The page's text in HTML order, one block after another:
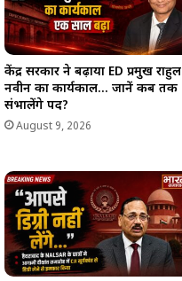
केंद्र सरकार ने बढ़ाया ED प्रमुख राहुल
नवीन का कार्यकाल… जानें कब तक
संभालेंगे पद?
August 9, 2026